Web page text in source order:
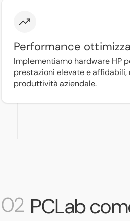
Performance
Implementiamo hardware HP
prestazioni elevate e affidabili,
produttività aziendale.
02 PCLab